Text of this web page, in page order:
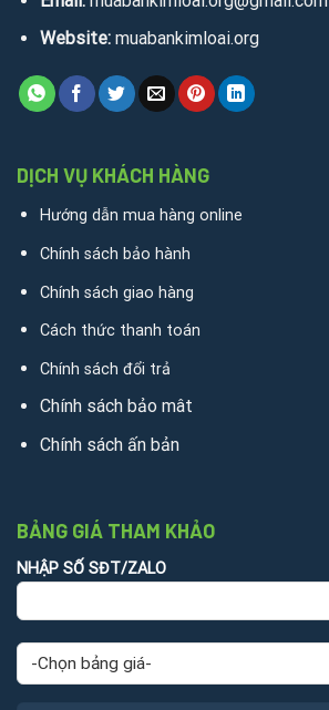
Website: muabankimloai.org
DỊCH VỤ KHÁCH HÀNG
Hướng dẫn mua hàng online
Chính sách bảo hành
Chính sách giao hàng
Cách thức thanh toán
Chính sách đổi trả
Chính sách bảo mât
Chính sách ấn bản
BẢNG GIÁ THAM KHẢO
NHẬP SỐ SĐT/ZALO